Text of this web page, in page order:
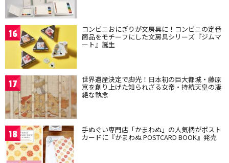
16 コンビニおにぎりが文房具に！コンビニの定番
商品をモチーフにした文房具シリーズ『ジムマ
ート』誕生
17 世界遺産決定で脚光！日本初の巨大都城・藤原
京を創り上げた知られざる女帝・持統天皇の凄
絶な執念
18 手ぬぐい専門店「かまわぬ」の人気柄がポスト
カードに『かまわぬ POSTCARD BOOK』発売